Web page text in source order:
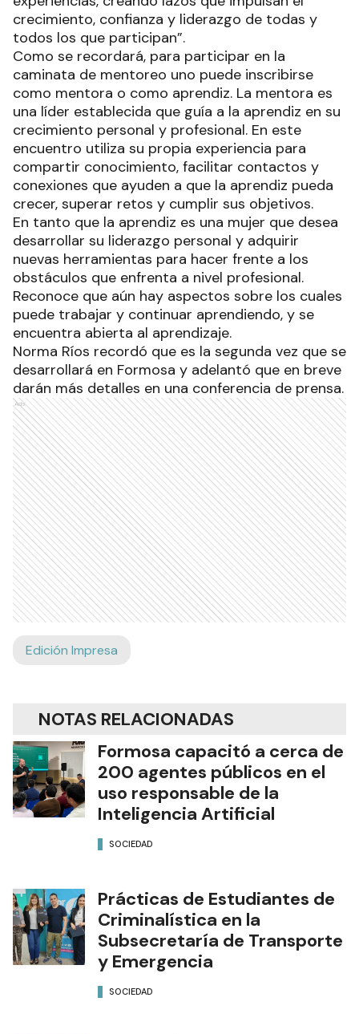
crecimiento, confianza y liderazgo de todas y
todos los que participan”.
Como se recordará, para participar en la
caminata de mentoreo uno puede inscribirse
como mentora o como aprendiz. La mentora es
una líder establecida que guía a la aprendiz en su
crecimiento personal y profesional. En este
encuentro utiliza su propia experiencia para
compartir conocimiento, facilitar contactos y
conexiones que ayuden a que la aprendiz pueda
crecer, superar retos y cumplir sus objetivos.
En tanto que la aprendiz es una mujer que desea
desarrollar su liderazgo personal y adquirir
nuevas herramientas para hacer frente a los
obstáculos que enfrenta a nivel profesional.
Reconoce que aún hay aspectos sobre los cuales
puede trabajar y continuar aprendiendo, y se
encuentra abierta al aprendizaje.
Norma Ríos recordó que es la segunda vez que se
desarrollará en Formosa y adelantó que en breve
darán más detalles en una conferencia de prensa.
Ads
Edición Impresa
NOTAS RELACIONADAS
Formosa capacitó a cerca de
200 agentes públicos en el
uso responsable de la
Inteligencia Artificial
SOCIEDAD
Prácticas de Estudiantes de
Criminalística en la
Subsecretaría de Transporte
y Emergencia
SOCIEDAD